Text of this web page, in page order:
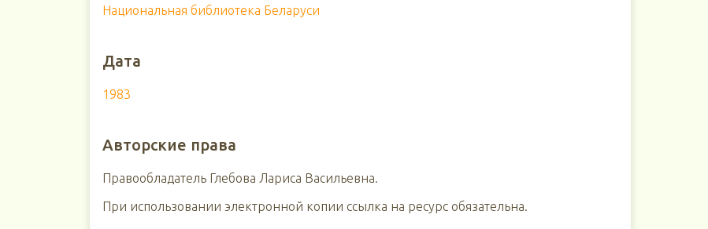
Национальная библиотека Беларуси
Дата
1983
Авторские права
Правообладатель Глебова Лариса Васильевна.
При использовании электронной копии ссылка на ресурс обязательна.